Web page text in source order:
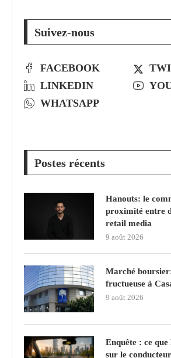
Suivez-nous
FACEBOOK
LINKEDIN
WHATSAPP
Postes récents
Hanouts: le
proximité entre
retail media
9 août 2026
Marché
fructueuse à
9 août 2026
Enquête : ce
sur le